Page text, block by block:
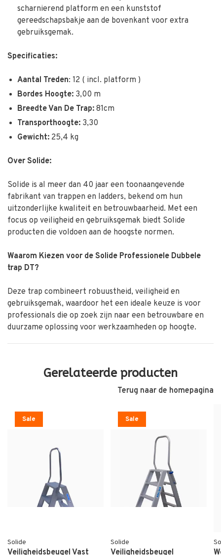
scharnierend platform en een kunststof
gereedschapsbakje aan de bovenkant voor extra
gebruiksgemak.
Specificaties:
Aantal Treden: 12 ( incl. platform )
Bordes Hoogte: 3,00 m
Breedte Van De Trap: 81cm
Transporthoogte: 3,30
Gewicht: 25,4 kg
Over Solide:
Solide is al meer dan 40 jaar een toonaangevende
fabrikant van trappen en ladders, bekend om hun
uitzonderlijke kwaliteit en betrouwbaarheid. Met een
focus op veiligheid en gebruiksgemak biedt Solide
producten die voldoen aan de hoogste normen.
Waarom Kiezen voor de Solide Professionele Dubbele
trap DT?
Deze trap combineert robuustheid, veiligheid en
gebruiksgemak, waardoor het een ideale keuze is voor
professionals die op zoek zijn naar een betrouwbare en
duurzame oplossing voor werkzaamheden op hoogte.
Gerelateerde producten
Terug naar de homepagina
Sale
Solide
Veiligheidsbeugel Vast
Sale
Solide
Veiligheidsbeugel